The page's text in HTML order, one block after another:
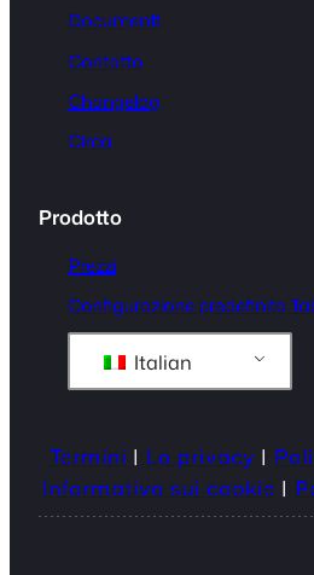
Documenti
Contatto
Changelog
Circa
Prodotto
Prezzi
Configurazione predefinita
Italian
Termini | La privacy |
Informativa sui cookie |